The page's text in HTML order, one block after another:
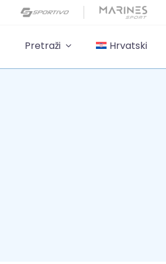
Pretraži Hrvatski